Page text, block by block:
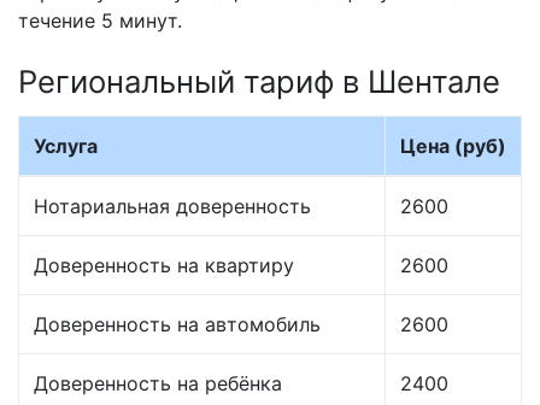
течение 5 минут.
Региональный тариф в Шентале
Услуга Цена (руб)
Нотариальная доверенность 2600
Доверенность на квартиру 2600
Доверенность на автомобиль 2600
Доверенность на ребёнка 2400